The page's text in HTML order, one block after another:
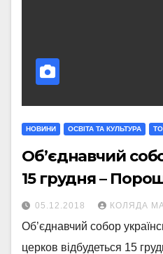
НОВИНИ ОСВІТА ТА КУЛЬТУРА
Об’єднавчий
15 грудня –
05.12.2018 КОЛЯДА
Об’єднавчий собор
церков відбудеться 15